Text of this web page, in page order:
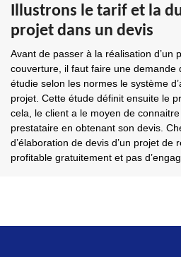
Illustrons le tarif et la
projet dans un devis
Avant de passer à la réalisation d’un
couverture, il faut faire une demande
étudie selon les normes le système
projet. Cette étude définit ensuite le
cela, le client a le moyen de
prestataire en obtenant son devis.
d’élaboration de devis d’un projet de
profitable gratuitement et pas